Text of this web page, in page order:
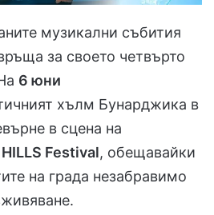
музикални събития
за своето четвърто
6 юни
хълм Бунарджика в
в сцена на
Festival, обещавайки
на града незабравимо